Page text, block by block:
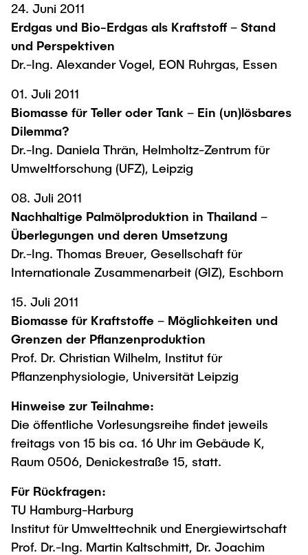
24. Juni 2011
Erdgas und Bio-Erdgas als Kraftstoff – Stand
und Perspektiven
Dr.-Ing. Alexander Vogel, EON Ruhrgas, Essen
01. Juli 2011
Biomasse für Teller oder Tank – Ein (un)lösbares
Dilemma?
Dr.-Ing. Daniela Thrän, Helmholtz-Zentrum für
Umweltforschung (UFZ), Leipzig
08. Juli 2011
Nachhaltige Palmölproduktion in Thailand –
Überlegungen und deren Umsetzung
Dr.-Ing. Thomas Breuer, Gesellschaft für
Internationale Zusammenarbeit (GIZ), Eschborn
15. Juli 2011
Biomasse für Kraftstoffe – Möglichkeiten und
Grenzen der Pflanzenproduktion
Prof. Dr. Christian Wilhelm, Institut für
Pflanzenphysiologie, Universität Leipzig
Hinweise zur Teilnahme:
Die öffentliche Vorlesungsreihe findet jeweils
freitags von 15 bis ca. 16 Uhr im Gebäude K,
Raum 0506, Denickestraße 15, statt.
Für Rückfragen:
TU Hamburg-Harburg
Institut für Umwelttechnik und Energiewirtschaft
Prof. Dr.-Ing. Martin Kaltschmitt, Dr. Joachim